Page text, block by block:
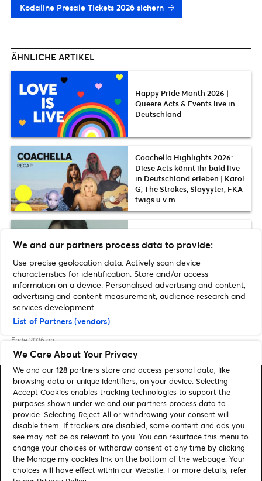
Kodaline Presale Tickets 2026 sichern
ÄHNLICHE ARTIKEL
Happy Pride Month 2026 |
Queere Acts & Events live in
Deutschland
Coachella Highlights 2026:
Diese Acts könnt ihr bald live
in Deutschland erleben | Karol
G, The Strokes, Slayyyter, FKA
twigs u.v.m.
Was dich bei Madison Beer
erwartet: Die Setlist der locket
tour 2026
Ende 2026 an
Suchen
Cookie-Einwilligungstool
Autor*innen
Kontakt
We and our partners process data to provide:
Use precise geolocation data. Actively scan device
characteristics for identification. Store and/or access
information on a device. Personalised advertising and content,
advertising and content measurement, audience research and
services development.
List of Partners (vendors)
We Care About Your Privacy
We and our 128 partners store and access personal data, like
browsing data or unique identifiers, on your device. Selecting
Accept Cookies enables tracking technologies to support the
purposes shown under we and our partners process data to
provide. Selecting Reject All or withdrawing your consent will
disable them. If trackers are disabled, some content and ads you
see may not be as relevant to you. You can resurface this menu to
change your choices or withdraw consent at any time by clicking
the Manage my cookies link on the bottom of the webpage. Your
choices will have effect within our Website. For more details, refer